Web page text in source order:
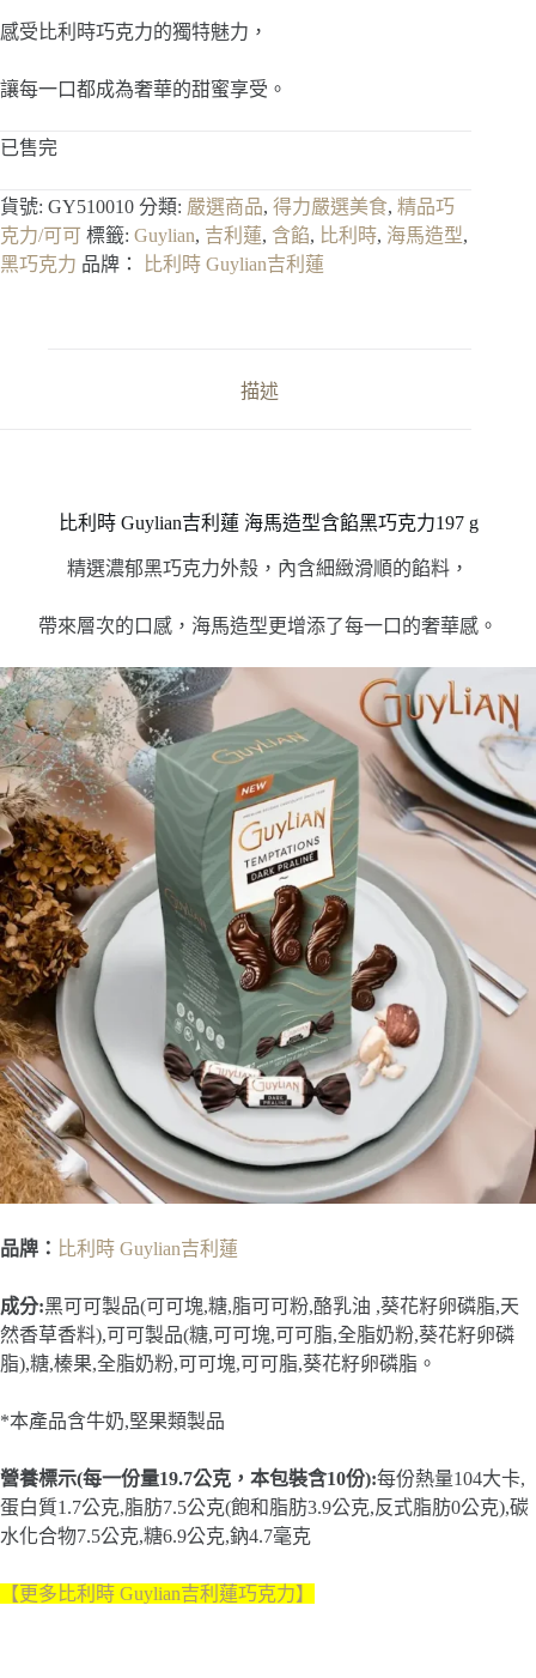
感受比利時巧克力的獨特魅力，
讓每一口都成為奢華的甜蜜享受。
已售完
貨號: GY510010 分類: 嚴選商品, 得力嚴選美食, 精品巧
克力/可可 標籤: Guylian, 吉利蓮, 含餡, 比利時, 海馬造型,
黑巧克力 品牌： 比利時 Guylian吉利蓮
描述
比利時 Guylian吉利蓮 海馬造型含餡黑巧克力197 g
精選濃郁黑巧克力外殼，內含細緻滑順的餡料，
帶來層次的口感，海馬造型更增添了每一口的奢華感。
品牌： 比利時 Guylian吉利蓮
成分:黑可可製品(可可塊,糖,脂可可粉,酪乳油 ,葵花籽卵磷脂,天
然香草香料),可可製品(糖,可可塊,可可脂,全脂奶粉,葵花籽卵磷
脂),糖,榛果,全脂奶粉,可可塊,可可脂,葵花籽卵磷脂。
*本產品含牛奶,堅果類製品
營養標示(每一份量19.7公克，本包裝含10份):每份熱量104大卡,
蛋白質1.7公克,脂肪7.5公克(飽和脂肪3.9公克,反式脂肪0公克),碳
水化合物7.5公克,糖6.9公克,鈉4.7毫克
【更多比利時 Guylian吉利蓮巧克力】